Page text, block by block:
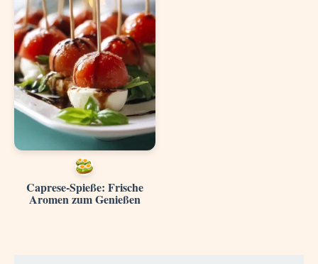
Caprese-Spieße: Frische
Aromen zum Genießen